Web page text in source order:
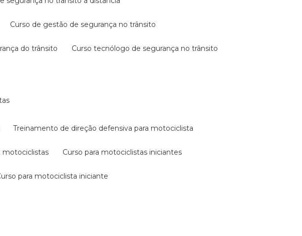
curso de gestão de segurança no trânsito
do trânsito curso tecnólogo de segurança no trânsito
treinamento de direção defensiva para motociclista
motociclistas curso para motociclistas iniciantes
curso para motociclista iniciante